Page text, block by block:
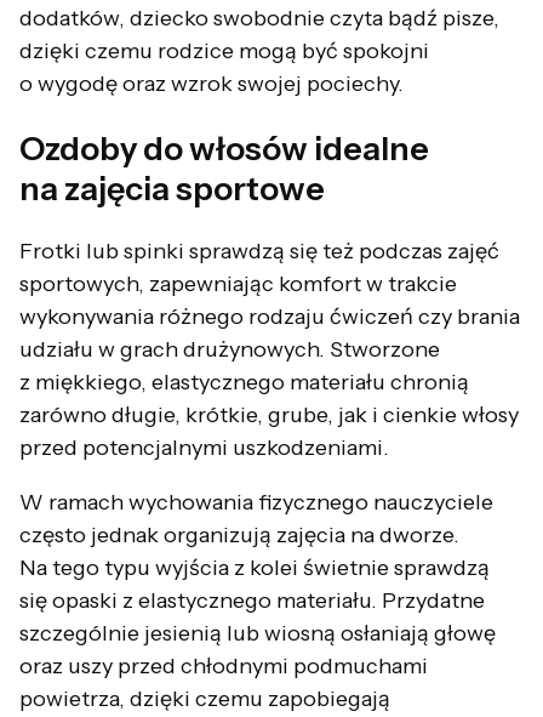
dodatków, dziecko swobodnie czyta bądź pisze,
dzięki czemu rodzice mogą być spokojni
o wygodę oraz wzrok swojej pociechy.
Ozdoby do włosów idealne
na zajęcia sportowe
Frotki lub spinki sprawdzą się też podczas zajęć
sportowych, zapewniając komfort w trakcie
wykonywania różnego rodzaju ćwiczeń czy brania
udziału w grach drużynowych. Stworzone
z miękkiego, elastycznego materiału chronią
zarówno długie, krótkie, grube, jak i cienkie włosy
przed potencjalnymi uszkodzeniami.
W ramach wychowania fizycznego nauczyciele
często jednak organizują zajęcia na dworze.
Na tego typu wyjścia z kolei świetnie sprawdzą
się opaski z elastycznego materiału. Przydatne
szczególnie jesienią lub wiosną osłaniają głowę
oraz uszy przed chłodnymi podmuchami
powietrza, dzięki czemu zapobiegają